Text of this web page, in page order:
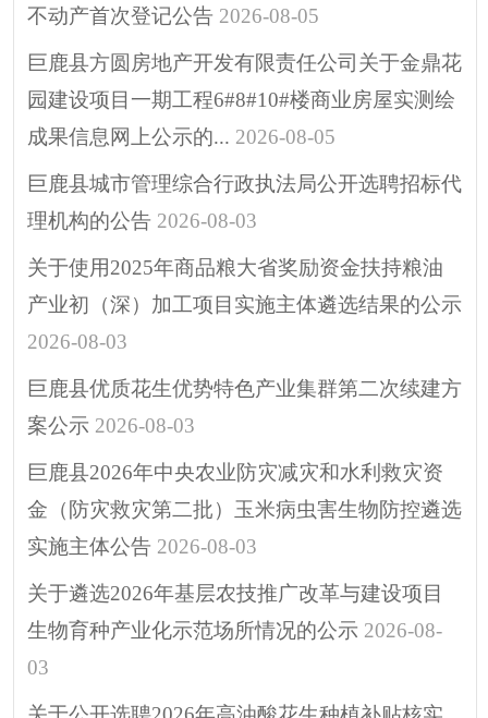
政协委员提案
决策预公开
招考招录
助企纾困
其他
不动产首次登记公告 2026-08-05
巨鹿县方圆房地产开发有限责任公司关于金鼎花
园建设项目一期工程6#8#10#楼商业房屋实测绘
成果信息网上公示的... 2026-08-05
巨鹿县城市管理综合行政执法局公开选聘招标代
理机构的公告 2026-08-03
关于使用2025年商品粮大省奖励资金扶持粮油
产业初（深）加工项目实施主体遴选结果的公示
2026-08-03
巨鹿县优质花生优势特色产业集群第二次续建方
案公示 2026-08-03
巨鹿县2026年中央农业防灾减灾和水利救灾资
金（防灾救灾第二批）玉米病虫害生物防控遴选
实施主体公告 2026-08-03
关于遴选2026年基层农技推广改革与建设项目
生物育种产业化示范场所情况的公示 2026-08-
03